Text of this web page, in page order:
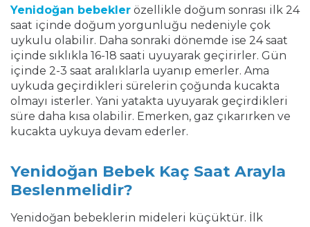
Yenidoğan bebekler özellikle doğum sonrası ilk 24
saat içinde doğum yorgunluğu nedeniyle çok
uykulu olabilir. Daha sonraki dönemde ise 24 saat
içinde sıklıkla 16-18 saati uyuyarak geçirirler. Gün
içinde 2-3 saat aralıklarla uyanıp emerler. Ama
uykuda geçirdikleri sürelerin çoğunda kucakta
olmayı isterler. Yani yatakta uyuyarak geçirdikleri
süre daha kısa olabilir. Emerken, gaz çıkarırken ve
kucakta uykuya devam ederler.
Yenidoğan Bebek Kaç Saat Arayla
Beslenmelidir?
Yenidoğan bebeklerin mideleri küçüktür. İlk